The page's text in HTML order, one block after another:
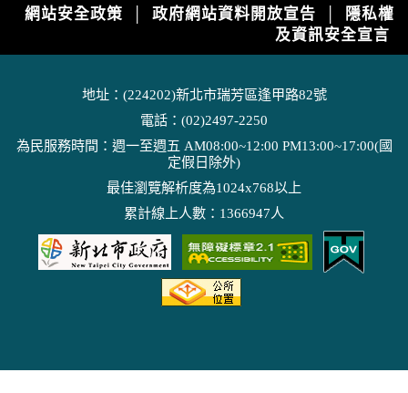
網站安全政策 政府網站資料開放宣告
隱私權
及資訊安全宣言
地址：(224202)新北市瑞芳區逢甲路82號
電話：(02)2497-2250
為民服務時間：週一至週五 AM08:00~12:00 PM13:00~17:00(國
定假日除外)
最佳瀏覽解析度為1024x768以上
累計線上人數：1366947人